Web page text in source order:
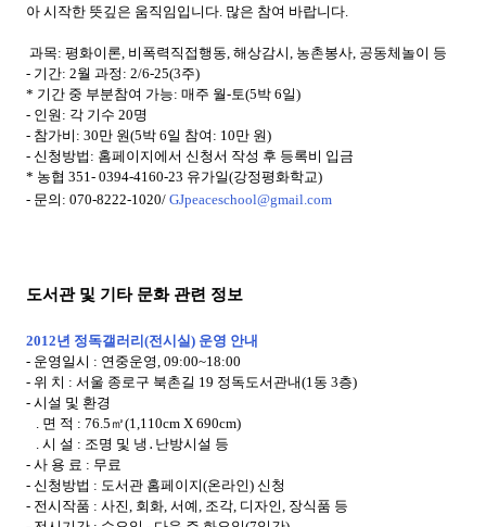
아 시작한 뜻깊은 움직임입니다. 많은 참여 바랍니다.
과목: 평화이론, 비폭력직접행동, 해상감시, 농촌봉사, 공동체놀이 등
- 기간: 2월 과정: 2/6-25(3주)
* 기간 중 부분참여 가능: 매주 월-토(5박 6일)
- 인원: 각 기수 20명
- 참가비: 30만 원(5박 6일 참여: 10만 원)
- 신청방법: 홈페이지에서 신청서 작성 후 등록비 입금
* 농협 351- 0394-4160-23 유가일(강정평화학교)
- 문의: 070-8222-1020/ GJpeaceschool@gmail.com
도서관 및 기타 문화 관련 정보
2012년 정독갤러리(전시실) 운영 안내
- 운영일시 : 연중운영, 09:00~18:00
- 위 치 : 서울 종로구 북촌길 19 정독도서관내(1동 3층)
- 시설 및 환경
. 면 적 : 76.5㎡(1,110cm X 690cm)
. 시 설 : 조명 및 냉․난방시설 등
- 사 용 료 : 무료
- 신청방법 : 도서관 홈페이지(온라인) 신청
- 전시작품 : 사진, 회화, 서예, 조각, 디자인, 장식품 등